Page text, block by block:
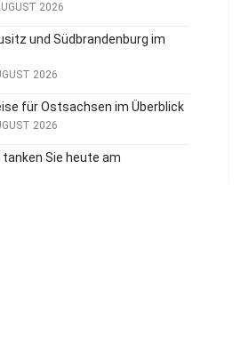
2026
und Südbrandenburg im
2026
für Ostsachsen im Überblick
2026
tanken Sie heute am